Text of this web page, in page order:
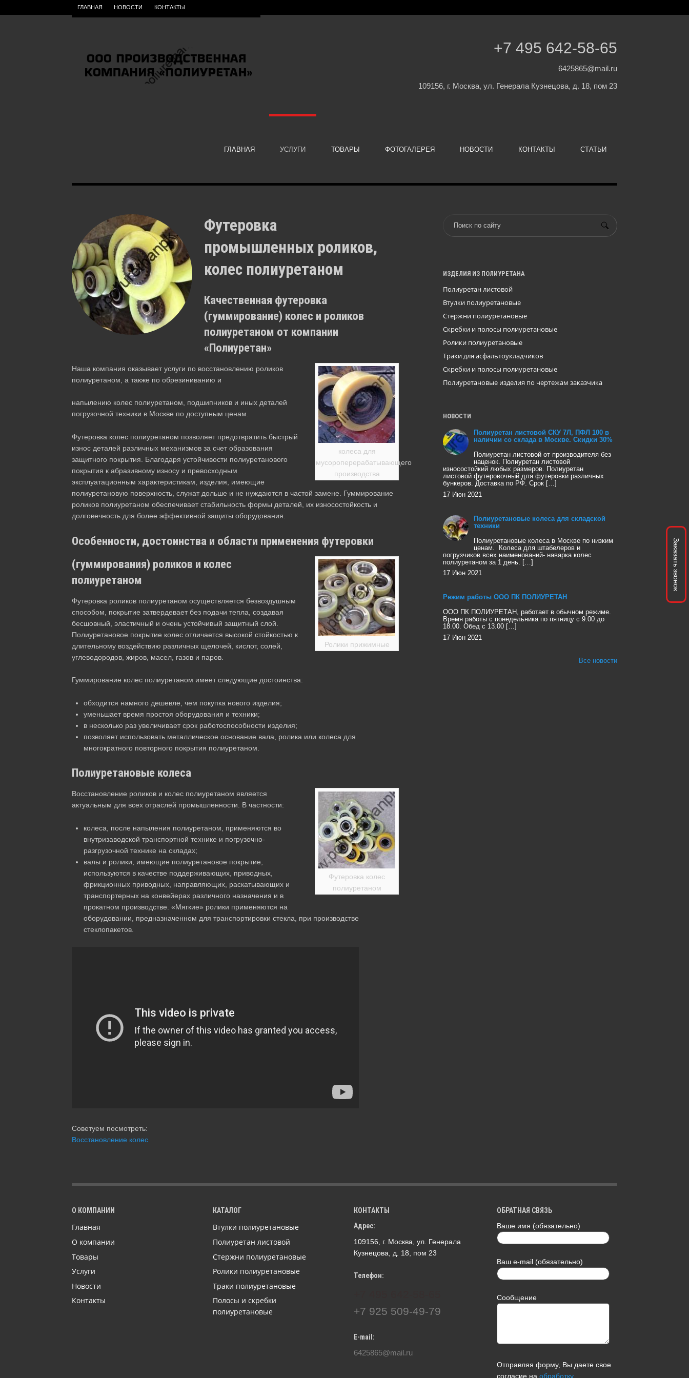
ГЛАВНАЯ НОВОСТИ КОНТАКТЫ
+7 495 642-58-65
6425865@mail.ru
109156, г. Москва, ул. Генерала Кузнецова, д. 18, пом 23
ГЛАВНАЯ УСЛУГИ ТОВАРЫ ФОТОГАЛЕРЕЯ НОВОСТИ КОНТАКТЫ СТАТЬИ
Футеровка
промышленных роликов,
колес полиуретаном
Качественная футеровка
(гуммирование) колес и роликов
полиуретаном от компании
«Полиуретан»
колеса для
мусороперерабатывающего
производства
Наша компания оказывает услуги по восстановлению роликов
полиуретаном, а также по обрезиниванию и
напылению колес полиуретаном, подшипников и иных деталей
погрузочной техники в Москве по доступным ценам.
Футеровка колес полиуретаном позволяет предотвратить быстрый
износ деталей различных механизмов за счет образования
защитного покрытия. Благодаря устойчивости полиуретанового
покрытия к абразивному износу и превосходным
эксплуатационным характеристикам, изделия, имеющие
полиуретановую поверхность, служат дольше и не нуждаются в частой замене. Гуммирование
роликов полиуретаном обеспечивает стабильность формы деталей, их износостойкость и
долговечность для более эффективной защиты оборудования.
Особенности, достоинства и области применения футеровки
Ролики прижимные
(гуммирования) роликов и колес
полиуретаном
Футеровка роликов полиуретаном осуществляется безвоздушным
способом, покрытие затвердевает без подачи тепла, создавая
бесшовный, эластичный и очень устойчивый защитный слой.
Полиуретановое покрытие колес отличается высокой стойкостью к
длительному воздействию различных щелочей, кислот, солей,
углеводородов, жиров, масел, газов и паров.
Гуммирование колес полиуретаном имеет следующие достоинства:
обходится намного дешевле, чем покупка нового изделия;
уменьшает время простоя оборудования и техники;
в несколько раз увеличивает срок работоспособности изделия;
позволяет использовать металлическое основание вала, ролика или колеса для
многократного повторного покрытия полиуретаном.
Полиуретановые колеса
Футеровка колес
полиуретаном
Восстановление роликов и колес полиуретаном является
актуальным для всех отраслей промышленности. В частности:
колеса, после напыления полиуретаном, применяются во
внутризаводской транспортной технике и погрузочно-
разгрузочной технике на складах;
валы и ролики, имеющие полиуретановое покрытие,
используются в качестве поддерживающих, приводных,
фрикционных приводных, направляющих, раскатывающих и
транспортерных на конвейерах различного назначения и в
прокатном производстве. «Мягкие» ролики применяются на
оборудовании, предназначенном для транспортировки стекла, при производстве
стеклопакетов.
Советуем посмотреть:
Восстановление колес
ИЗДЕЛИЯ ИЗ ПОЛИУРЕТАНА
Полиуретан листовой
Втулки полиуретановые
Стержни полиуретановые
Скребки и полосы полиуретановые
Ролики полиуретановые
Траки для асфальтоукладчиков
Скребки и полосы полиуретановые
Полиуретановые изделия по чертежам заказчика
НОВОСТИ
Полиуретан листовой СКУ 7Л, ПФЛ 100 в
наличии со склада в Москве. Скидки 30%
Полиуретан листовой от производителя без
наценок. Полиуретан листовой
износостойкий любых размеров. Полиуретан
листовой футеровочный для футеровки различных
бункеров. Доставка по РФ. Срок […]
17 Июн 2021
Полиуретановые колеса для складской
техники
Полиуретановые колеса в Москве по низким
ценам. Колеса для штабелеров и
погрузчиков всех наименований- наварка колес
полиуретаном за 1 день. […]
17 Июн 2021
Режим работы ООО ПК ПОЛИУРЕТАН
ООО ПК ПОЛИУРЕТАН, работает в обычном режиме.
Время работы с понедельника по пятницу с 9.00 до
18.00. Обед с 13.00 […]
17 Июн 2021
Все новости
О КОМПАНИИ
Главная
О компании
Товары
Услуги
Новости
Контакты
КАТАЛОГ
Втулки полиуретановые
Полиуретан листовой
Стержни полиуретановые
Ролики полиуретановые
Траки полиуретановые
Полосы и скребки
полиуретановые
КОНТАКТЫ
Адрес:
109156, г. Москва, ул. Генерала
Кузнецова, д. 18, пом 23
Телефон:
+7 925 509-49-79
E-mail:
6425865@mail.ru
ОБРАТНАЯ СВЯЗЬ
Ваше имя (обязательно)
Ваш e-mail (обязательно)
Сообщение
Отправляя форму, Вы даете свое
согласие наобработку
Заказать звонок